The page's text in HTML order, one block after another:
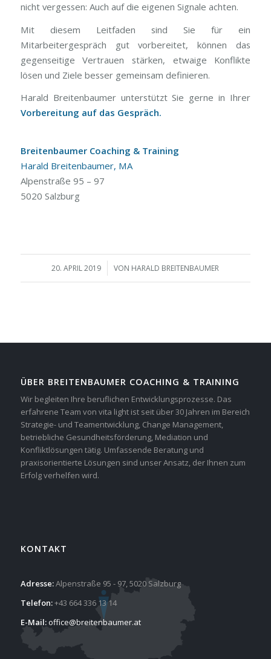
nicht vergessen: Auch auf die eigenen Signale achten.
Mit diesem Leitfaden sind Sie für ein
Mitarbeitergespräch gut vorbereitet, können das
gegenseitige Vertrauen stärken, etwaige Konflikte
lösen und Ziele besser gemeinsam definieren.
Harald Breitenbaumer unterstützt Sie gerne in Ihrer
Vorbereitung auf das Gespräch.
Breitenbaumer Coaching & Training
Harald Breitenbaumer, MA
Alpenstraße 95 – 97
5020 Salzburg
20. APRIL 2019
/ VON HARALD BREITENBAUMER
ÜBER BREITENBAUMER COACHING & TRAINING
Wir begleiten Ihre beruflichen Entwicklungsprozesse. Das
erfahrene Team von vita light ist seit über 30 Jahren im Bereich
Strategie- und Teamentwicklung, Change Management,
betriebliche Gesundheitsförderung, Mediation und
Konfliktlösungen tätig. Umfassende Beratung und
praxisorientierte Lösungen sind unser Ansatz, der Ihnen zum
Erfolg verhelfen wird.
KONTAKT
Adresse:Alpenstraße 95 - 97, 5020 Salzburg
Telefon:+43 664 336 13 14
E-Mail:office@breitenbaumer.at